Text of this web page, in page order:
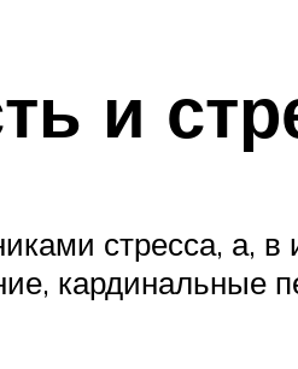
и
стресса, а,
кардинальные